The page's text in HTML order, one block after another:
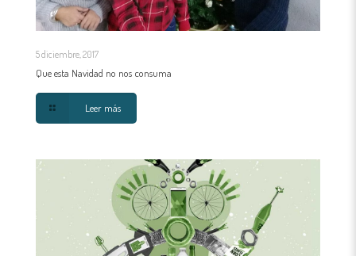
5 diciembre, 2017
Que esta Navidad no nos consuma
Leer más